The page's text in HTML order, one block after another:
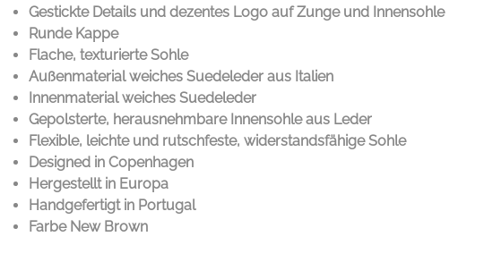
Gestickte Details und dezentes Logo auf Zunge und Innensohle
Runde Kappe
Flache, texturierte Sohle
Außenmaterial weiches Suedeleder aus Italien
Innenmaterial weiches Suedeleder
Gepolsterte, herausnehmbare Innensohle aus Leder
Flexible, leichte und rutschfeste, widerstandsfähige Sohle
Designed in Copenhagen
Hergestellt in Europa
Handgefertigt in Portugal
Farbe New Brown